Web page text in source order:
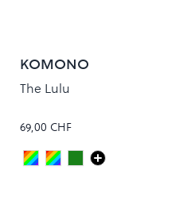
KOMONO
The Lulu
69,00 CHF
Colour
Acapulco
Crystal Giraffe
SEAWEED